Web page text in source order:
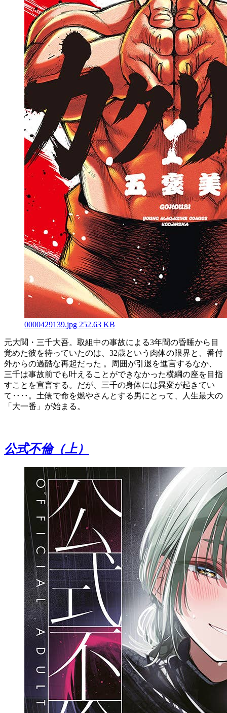
0000429139.jpg 252.63 KB
元大関・三千大吾。取組中の事故による3年間の昏睡から目
覚めた彼を待っていたのは、32歳という肉体の限界と、番付
外からの過酷な再起だった 。周囲が引退を進言するなか、
三千は事故前でも叶えることができなかった横綱の座を目指
すことを宣言する。だが、三千の身体には異変が起きてい
て‥‥。土俵で命を燃やさんとする男にとって、人生最大の
「大一番」が始まる。
公式不倫（上）